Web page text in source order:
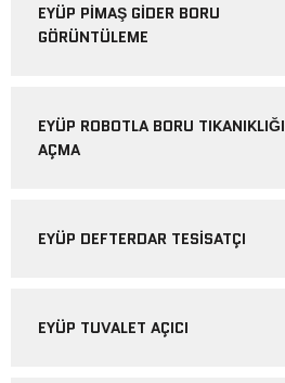
EYÜP PIMAŞ GIDER BORU
GÖRÜNTÜLEME
EYÜP ROBOTLA BORU TIKANIKLIĞI
AÇMA
EYÜP DEFTERDAR TESISATÇI
EYÜP TUVALET AÇICI